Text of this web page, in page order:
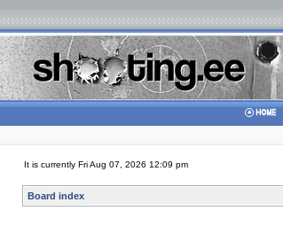
It is currently Fri Aug 07, 2026 12:09 pm
Board index